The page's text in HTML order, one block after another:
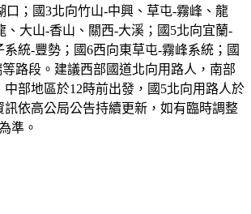
、大山-香山、關西-大溪；國5北向宜蘭-
統-豐勢；國6西向東草屯-霧峰系統；國
路段。建議西部國道北向用路人，南部
部地區於12時前出發，國5北向用路人於
訊依高公局公告持續更新，如有臨時調整
準。